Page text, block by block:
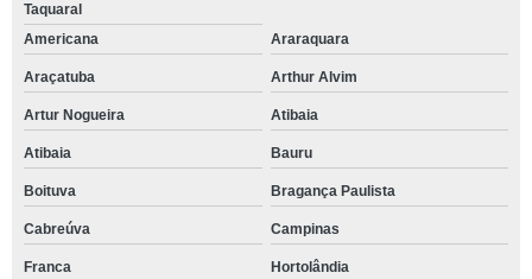
Taquaral
Americana
Araraquara
Araçatuba Arthur Alvim
Artur Nogueira Atibaia
Atibaia Bauru
Boituva Bragança Paulista
Cabreúva Campinas
Franca Hortolândia